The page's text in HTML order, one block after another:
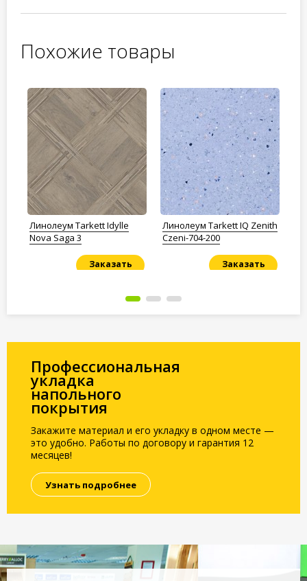
Похожие товары
Линолеум Tarkett Idylle
Nova Saga 3
Заказать
Линолеум Tarkett IQ Zenith
Czeni-704-200
Заказать
Профессиональная
укладка
напольного
покрытия
Закажите материал и его укладку в одном месте —
это удобно. Работы по договору и гарантия 12
месяцев!
Узнать подробнее